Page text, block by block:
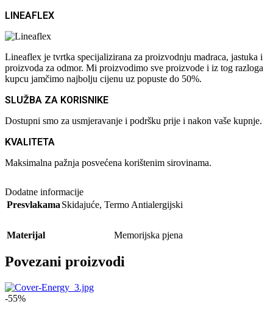
LINEAFLEX
Lineaflex je tvrtka specijalizirana za proizvodnju madraca, jastuka i
proizvoda za odmor. Mi proizvodimo sve proizvode i iz tog razloga
kupcu jamčimo najbolju cijenu uz popuste do 50%.
SLUŽBA ZA KORISNIKE
Dostupni smo za usmjeravanje i podršku prije i nakon vaše kupnje.
KVALITETA
Maksimalna pažnja posvećena korištenim sirovinama.
Dodatne informacije
Presvlakama Skidajuće, Termo Antialergijski
Materijal Memorijska pjena
Povezani proizvodi
-55%